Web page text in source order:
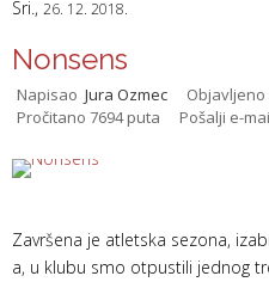
Sri., 26. 12. 2018.
Nonsens
Napisao Jura Ozmec Objavljeno
Pročitano 7694 puta
Pošalji e-
Završena je atletska sezona,
a, u klubu smo otpustili jednog